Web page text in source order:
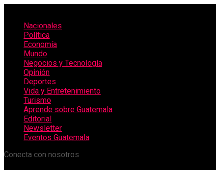
Nacionales
Política
Economía
Mundo
Negocios y Tecnología
Opinión
Deportes
Vida y Entretenimiento
Turismo
Aprende sobre Guatemala
Editorial
Newsletter
Eventos Guatemala
Conecta con nosotros